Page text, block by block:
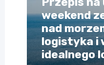
weekend
nad
logistyka i
idealnego